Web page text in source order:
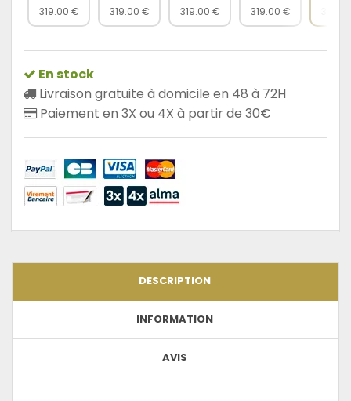
319.00 € 319.00 € 319.00 € 319.00 €
En stock
Livraison gratuite à domicile en 48 à 72H
Paiement en 3X ou 4X à partir de 30€
DESCRIPTION
INFORMATION
AVIS